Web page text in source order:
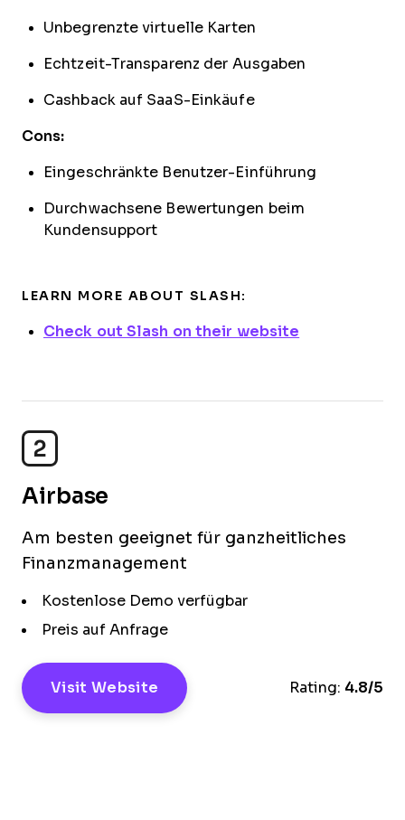
Unbegrenzte virtuelle Karten
Echtzeit-Transparenz der Ausgaben
Cashback auf SaaS-Einkäufe
Cons:
Eingeschränkte Benutzer-Einführung
Durchwachsene Bewertungen beim
Kundensupport
LEARN MORE ABOUT SLASH:
Check out Slash on their website
2
Airbase
Am besten geeignet für ganzheitliches
Finanzmanagement
Kostenlose Demo verfügbar
Preis auf Anfrage
Visit Website Rating: 4.8/5